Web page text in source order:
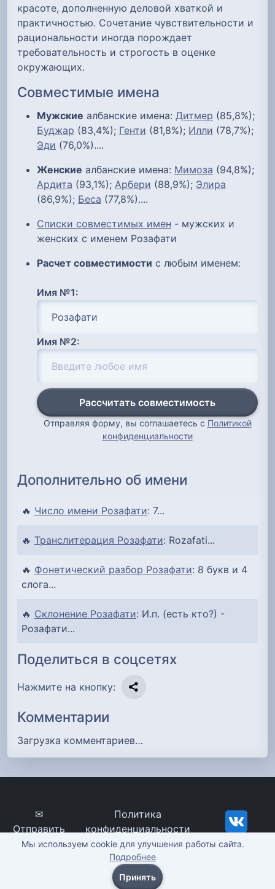
красоте, дополненную деловой хваткой и
практичностью. Сочетание чувствительности и
рациональности иногда порождает
требовательность и строгость в оценке
окружающих.
Совместимые имена
Мужские албанские имена: Дитмер (85,8%);
Буджар (83,4%); Генти (81,8%); Илли (78,7%);
Эди (76,0%)....
Женские албанские имена: Мимоза (94,8%);
Ардита (93,1%); Арбери (88,9%); Элира
(86,9%); Беса (77,8%)....
Списки совместимых имен - мужских и
женских с именем Розафати
Расчет совместимости с любым именем:
Имя №1:
Имя №2:
Рассчитать совместимость
Отправляя форму, вы соглашаетесь с Политикой
конфиденциальности
Дополнительно об имени
🔥 Число имени Розафати: 7...
🔥 Транслитерация Розафати: Rozafati...
🔥 Фонетический разбор Розафати: 8 букв и 4
слога...
🔥 Склонение Розафати: И.п. (есть кто?) -
Розафати...
Поделиться в соцсетях
Нажмите на кнопку:
Комментарии
Загрузка комментариев…
✉
Отправить
сообщение
Политика
конфиденциальности
imena-znachenie.ru, ©
2012-2026
Мы используем cookie для улучшения работы сайта.
Подробнее
Принять